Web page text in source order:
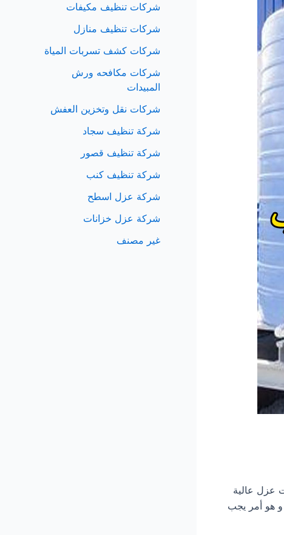
خدمات عزل عالية
و هو أمر يجب
شركات تنظيف مكيفات
شركات تنظيف منازل
شركات كشف تسربات المياة
شركات مكافحه ورش
المبيدات
شركات نقل وتخزين العفش
شركة تنظيف سجاد
شركة تنظيف قصور
شركة تنظيف كنب
شركة عزل اسطح
شركة عزل خزانات
غير مصنف